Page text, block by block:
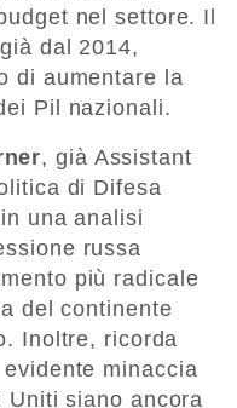
nel settore. Il
dal 2014,
di aumentare la
Pil nazionali.
, già Assistant
di Difesa
una analisi
russa
più radicale
del continente
Inoltre, ricorda
minaccia
siano ancora